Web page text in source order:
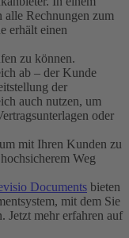
Rechnungen zum
erhält einen
zu können.
ab – der Kunde
der
auch nutzen, um
oder
mit Ihren Kunden zu
Weg
Documents bieten
mit dem Sie
Jetzt mehr erfahren auf